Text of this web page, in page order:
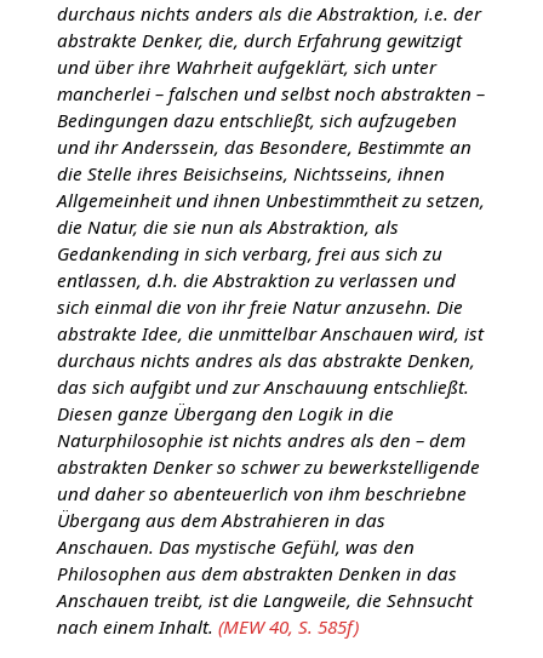
durchaus nichts anders als die Abstraktion, i.e. der
abstrakte Denker, die, durch Erfahrung gewitzigt
und über ihre Wahrheit aufgeklärt, sich unter
mancherlei – falschen und selbst noch abstrakten –
Bedingungen dazu entschließt, sich aufzugeben
und ihr Anderssein, das Besondere, Bestimmte an
die Stelle ihres Beisichseins, Nichtsseins, ihnen
Allgemeinheit und ihnen Unbestimmtheit zu setzen,
die Natur, die sie nun als Abstraktion, als
Gedankending in sich verbarg, frei aus sich zu
entlassen, d.h. die Abstraktion zu verlassen und
sich einmal die von ihr freie Natur anzusehn. Die
abstrakte Idee, die unmittelbar Anschauen wird, ist
durchaus nichts andres als das abstrakte Denken,
das sich aufgibt und zur Anschauung entschließt.
Diesen ganze Übergang den Logik in die
Naturphilosophie ist nichts andres als den – dem
abstrakten Denker so schwer zu bewerkstelligende
und daher so abenteuerlich von ihm beschriebne
Übergang aus dem Abstrahieren in das
Anschauen. Das mystische Gefühl, was den
Philosophen aus dem abstrakten Denken in das
Anschauen treibt, ist die Langweile, die Sehnsucht
nach einem Inhalt. (MEW 40, S. 585f)